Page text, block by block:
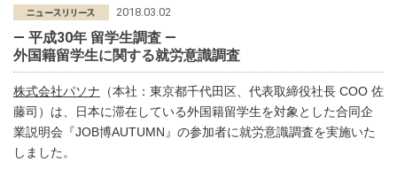
2018.03.02
― 平成30年 留学生調査 ―
外国籍留学生に関する就労意識調査
株式会社パソナ （本社：東京都千代田区、代表取締役社長 COO 佐
藤司）は、日本に滞在している外国籍留学生を対象とした合同企
業説明会『JOB博AUTUMN』の参加者に就労意識調査を実施いた
しました。